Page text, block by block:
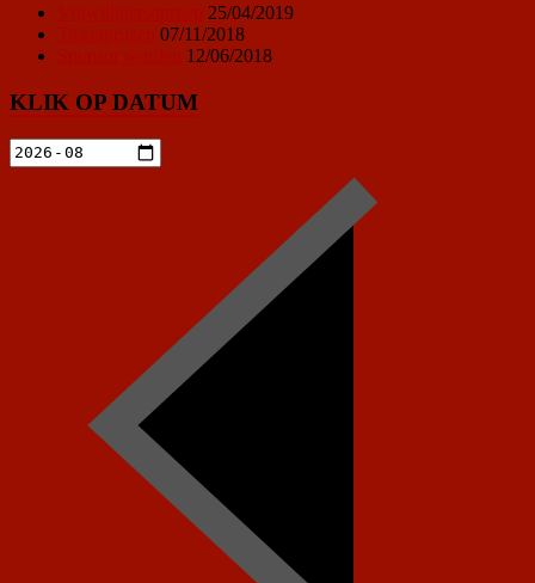
25/04/2019
07/11/2018
12/06/2018
KLIK OP DATUM